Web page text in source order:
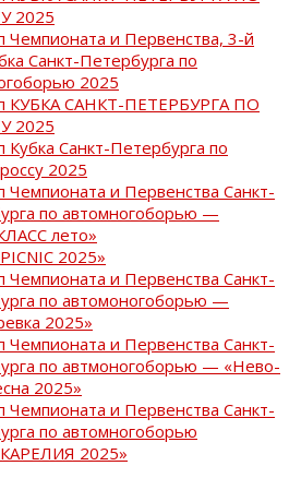
2025
Чемпионата и Первенства, 3-й
Санкт-Петербурга по
2025
КУБКА САНКТ-ПЕТЕРБУРГА ПО
2025
Кубка Санкт-Петербурга по
2025
Чемпионата и Первенства Санкт-
по автомногоборью —
лето»
2025»
Чемпионата и Первенства Санкт-
по автомоногоборью —
2025»
Чемпионата и Первенства Санкт-
по автмоногоборью — «Нево-
2025»
Чемпионата и Первенства Санкт-
по автомногоборью
2025»